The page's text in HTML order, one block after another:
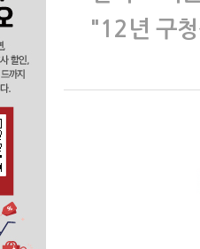
"12년 구